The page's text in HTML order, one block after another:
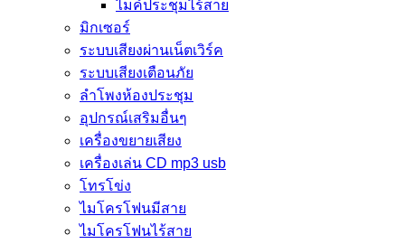
ไมค์ประชุมไร้สาย
มิกเซอร์
ระบบเสียงผ่านเน็ตเวิร์ค
ระบบเสียงเตือนภัย
ลำโพงห้องประชุม
อุปกรณ์เสริมอื่นๆ
เครื่องขยายเสียง
เครื่องเล่น CD mp3 usb
โทรโข่ง
ไมโครโฟนมีสาย
ไมโครโฟนไร้สาย